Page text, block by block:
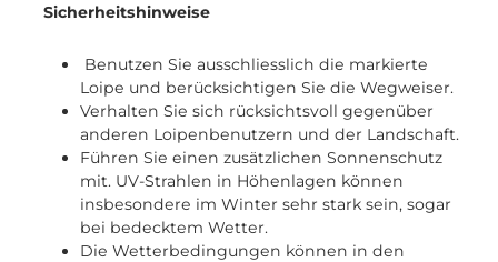
Sicherheitshinweise
Benutzen Sie ausschliesslich die markierte
Loipe und berücksichtigen Sie die Wegweiser.
Verhalten Sie sich rücksichtsvoll gegenüber
anderen Loipenbenutzern und der Landschaft.
Führen Sie einen zusätzlichen Sonnenschutz
mit. UV-Strahlen in Höhenlagen können
insbesondere im Winter sehr stark sein, sogar
bei bedecktem Wetter.
Die Wetterbedingungen können in den